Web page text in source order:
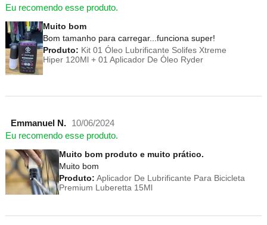
Eu recomendo esse produto.
Muito bom
Bom tamanho para carregar...funciona super!
Produto: Kit 01 Óleo Lubrificante Solifes Xtreme
Hiper 120Ml + 01 Aplicador De Óleo Ryder
Emmanuel N.
10/06/2024
Eu recomendo esse produto.
Muito bom produto e muito prático.
Muito bom
Produto: Aplicador De Lubrificante Para Bicicleta
Premium Luberetta 15Ml